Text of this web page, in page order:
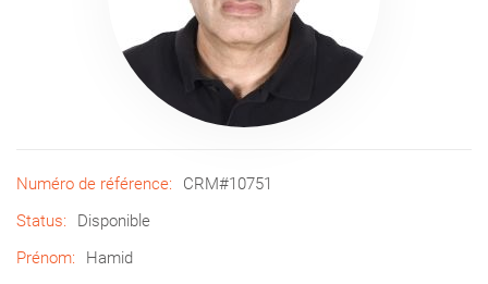
Numéro de référence:
CRM#10751
Status:
Disponible
Prénom:
Hamid